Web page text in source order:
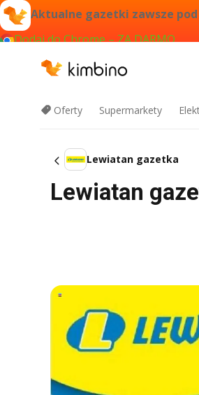
Aktualne gazetki zawsze
Dodaj do Chrome – ZA DARMO
Oferty Supermarkety
Lewiatan gazetka
Lewiatan